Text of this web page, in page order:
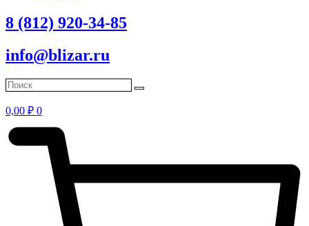
8 (812) 920-34-85
info@blizar.ru
0,00 ₽ 0